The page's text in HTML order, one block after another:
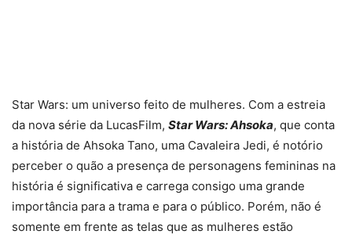
Star Wars: um universo feito de mulheres. Com a estreia
da nova série da LucasFilm, Star Wars: Ahsoka, que conta
a história de Ahsoka Tano, uma Cavaleira Jedi, é notório
perceber o quão a presença de personagens femininas na
história é significativa e carrega consigo uma grande
importância para a trama e para o público. Porém, não é
somente em frente as telas que as mulheres estão